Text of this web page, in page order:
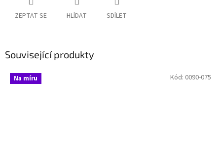
ZEPTAT SE HLÍDAT SDÍLET
Související produkty
Na míru Kód: 0090-075